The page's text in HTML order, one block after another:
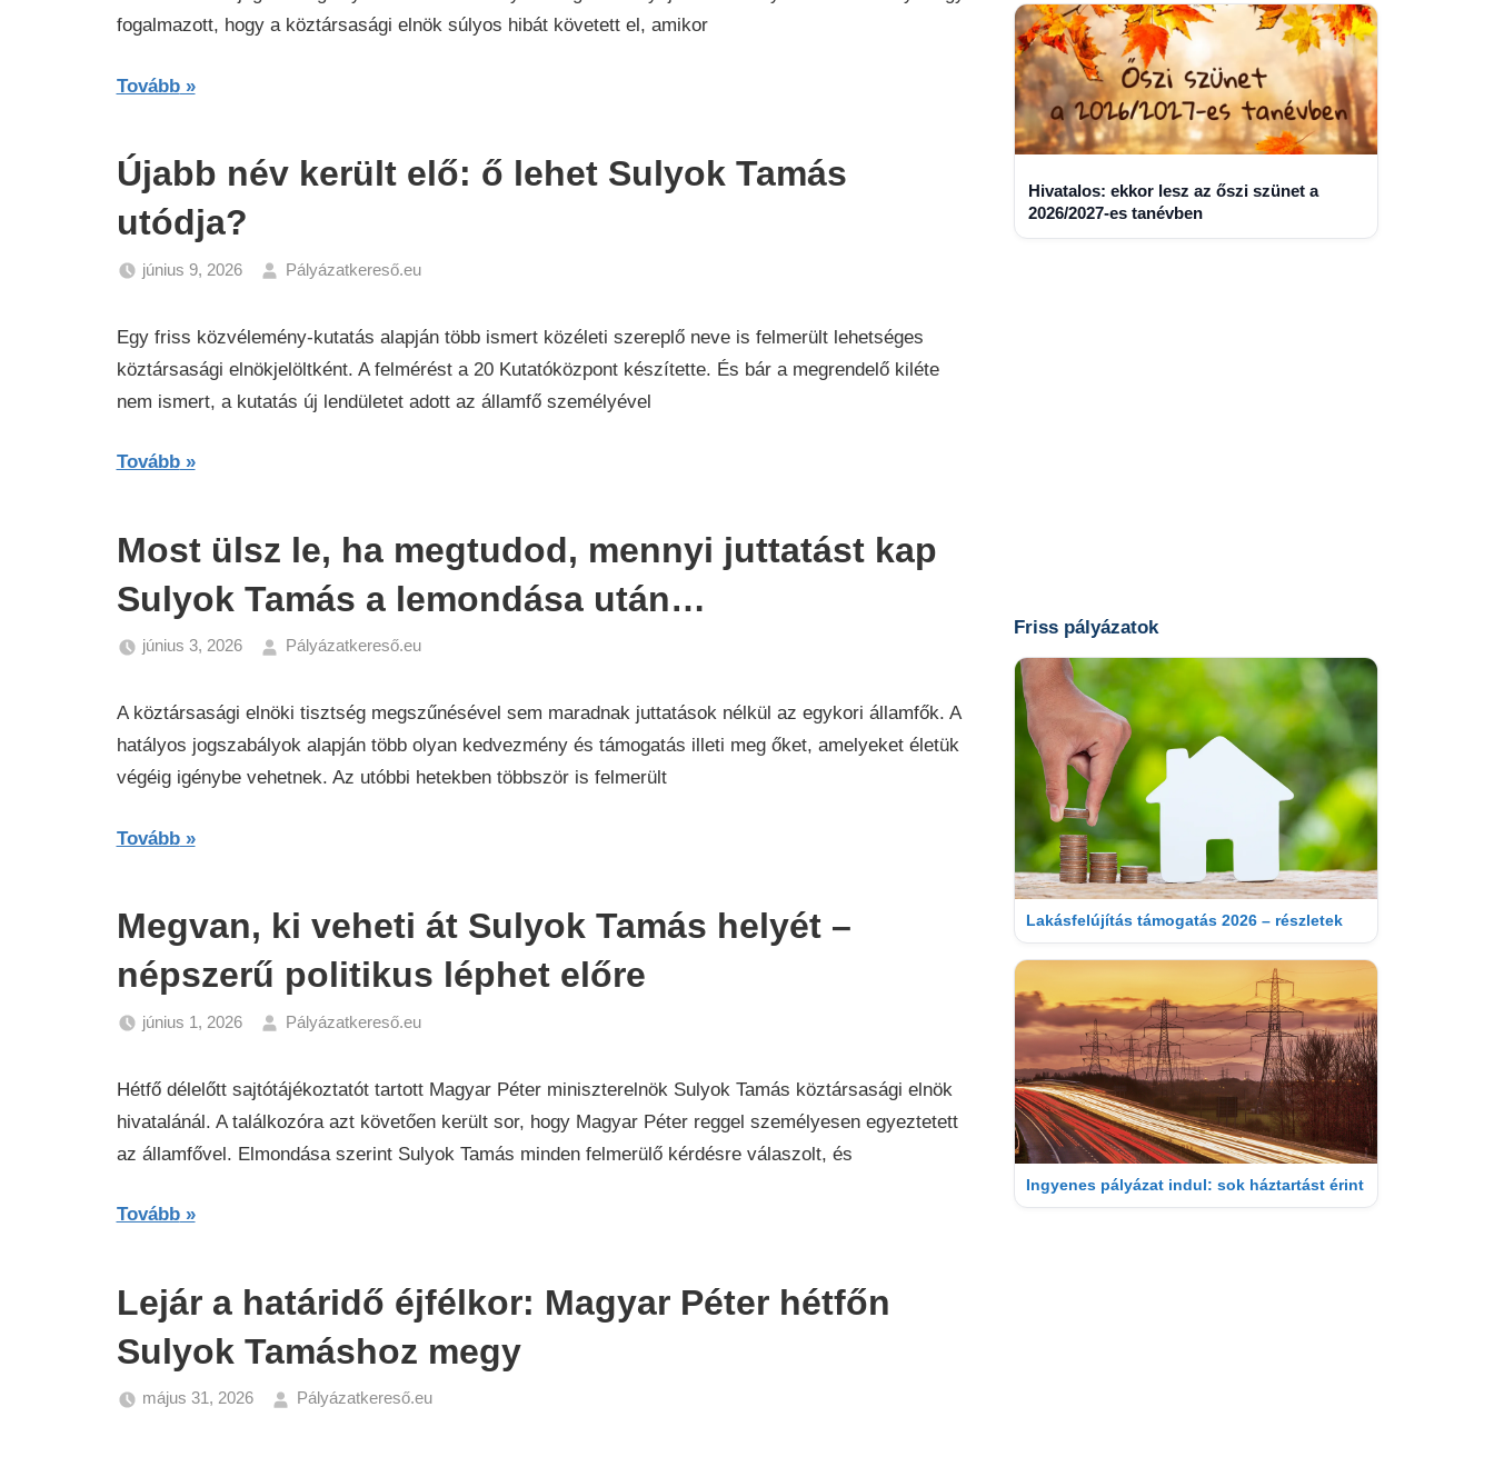
fogalmazott, hogy a köztársasági elnök súlyos hibát követett el, amikor
Tovább
Újabb név került elő: ő lehet Sulyok Tamás
utódja?
június 9, 2026
Pályázatkereső.eu
Egy friss közvélemény-kutatás alapján több ismert közéleti szereplő neve is felmerült lehetséges
köztársasági elnökjelöltként. A felmérést a 20 Kutatóközpont készítette. És bár a megrendelő kiléte
nem ismert, a kutatás új lendületet adott az államfő személyével
Tovább
Most ülsz le, ha megtudod, mennyi juttatást kap
Sulyok Tamás a lemondása után…
június 3, 2026
Pályázatkereső.eu
A köztársasági elnöki tisztség megszűnésével sem maradnak juttatások nélkül az egykori államfők. A
hatályos jogszabályok alapján több olyan kedvezmény és támogatás illeti meg őket, amelyeket életük
végéig igénybe vehetnek. Az utóbbi hetekben többször is felmerült
Tovább
Megvan, ki veheti át Sulyok Tamás helyét –
népszerű politikus léphet előre
június 1, 2026
Pályázatkereső.eu
Hétfő délelőtt sajtótájékoztatót tartott Magyar Péter miniszterelnök Sulyok Tamás köztársasági elnök
hivatalánál. A találkozóra azt követően került sor, hogy Magyar Péter reggel személyesen egyeztetett
az államfővel. Elmondása szerint Sulyok Tamás minden felmerülő kérdésre válaszolt, és
Tovább
Lejár a határidő éjfélkor: Magyar Péter hétfőn
Sulyok Tamáshoz megy
május 31, 2026
Pályázatkereső.eu
Hivatalos: ekkor lesz az őszi szünet a
2026/2027-es tanévben
Friss pályázatok
Lakásfelújítás támogatás 2026 – részletek
Ingyenes pályázat indul: sok háztartást érint